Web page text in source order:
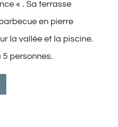
« . Sa terrasse
en pierre
la vallée et la piscine.
5 personnes.